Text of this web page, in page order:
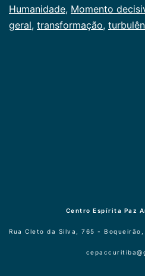
Publicogeral
Humanidade, Momento
geral, transformação,
Centro Espírita Paz
Rua Cleto da Silva, 765 -